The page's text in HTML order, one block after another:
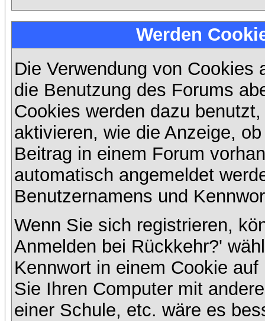
Werden
Die Verwendung von
die Benutzung des Forums
Cookies werden dazu
aktivieren, wie die Anzeige,
Beitrag in einem Forum
automatisch angemeldet
Benutzernamens und
Wenn Sie sich registrieren,
Anmelden bei Rückkehr?'
Kennwort in einem Cookie
Sie Ihren Computer mit
einer Schule, etc. wäre es